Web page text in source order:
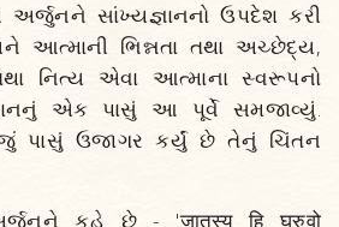
સાંખ્યજ્ઞાનનો ઉપદેશ કરી
આત્માની ભિન્નતા તથા અચ્છેદ્ય,
નિત્ય એવા આત્માના સ્વરૂપનો
એક પાસું આ પૂર્વે સમજાવ્યું.
પાસું ઉજાગર કર્યું છે તેનું ચિંતન
કહે છે - 'जातस्य हि घ्रुवो